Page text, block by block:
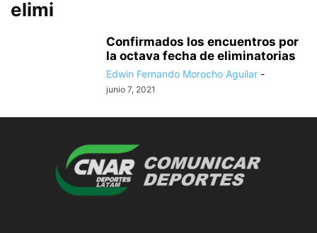
elimi
Confirmados los encuentros por
la octava fecha de eliminatorias
Edwin Fernando Morocho Aguilar -
junio 7, 2021